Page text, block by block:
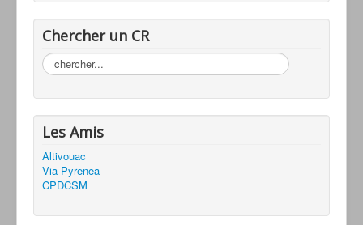
Chercher un CR
Rechercher
Les Amis
Altivouac
Via Pyrenea
CPDCSM